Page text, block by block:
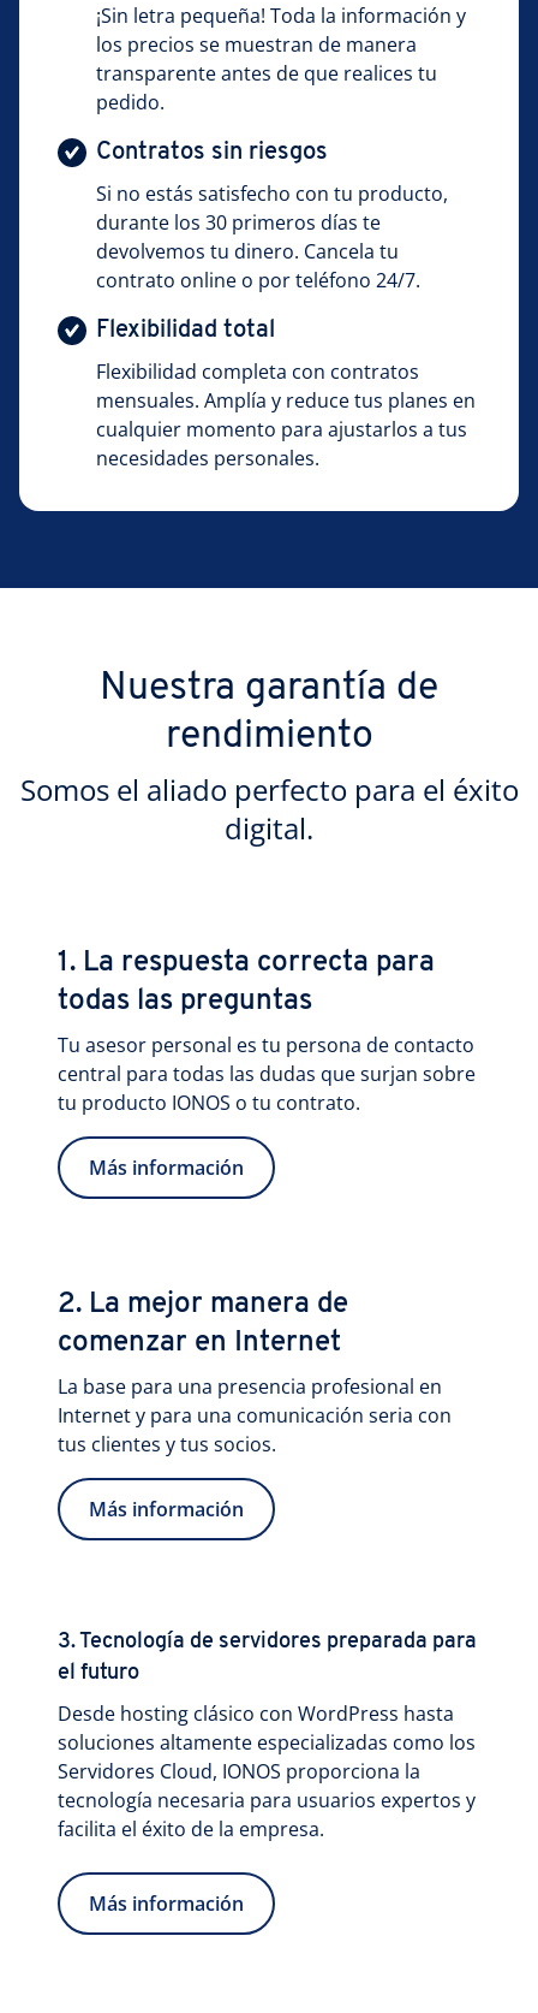
¡Sin letra pequeña! Toda la información y
los precios se muestran de manera
transparente antes de que realices tu
pedido.
Contratos sin riesgos
Si no estás satisfecho con tu producto,
durante los 30 primeros días te
devolvemos tu dinero. Cancela tu
contrato online o por teléfono 24/7.
Flexibilidad total
Flexibilidad completa con contratos
mensuales. Amplía y reduce tus planes en
cualquier momento para ajustarlos a tus
necesidades personales.
Nuestra garantía de
rendimiento
Somos el aliado perfecto para el éxito
digital.
1. La respuesta correcta para
todas las preguntas
Tu asesor personal es tu persona de contacto
central para todas las dudas que surjan sobre
tu producto IONOS o tu contrato.
Más información
2. La mejor manera de
comenzar en Internet
La base para una presencia profesional en
Internet y para una comunicación seria con
tus clientes y tus socios.
Más información
3. Tecnología de servidores preparada para
el futuro
Desde hosting clásico con WordPress hasta
soluciones altamente especializadas como los
Servidores Cloud, IONOS proporciona la
tecnología necesaria para usuarios expertos y
facilita el éxito de la empresa.
Más información